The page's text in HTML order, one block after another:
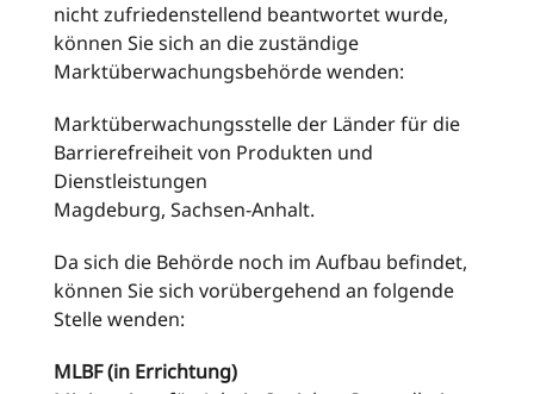
nicht zufriedenstellend beantwortet wurde,
können Sie sich an die zuständige
Marktüberwachungsbehörde wenden:
Marktüberwachungsstelle der Länder für die
Barrierefreiheit von Produkten und
Dienstleistungen
Magdeburg, Sachsen-Anhalt.
Da sich die Behörde noch im Aufbau befindet,
können Sie sich vorübergehend an folgende
Stelle wenden:
MLBF (in Errichtung)